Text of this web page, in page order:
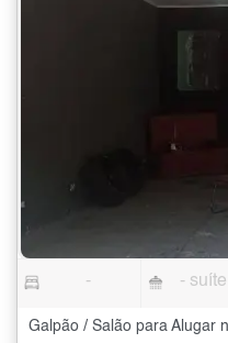
- - suíte
Galpão / Salão para Alugar